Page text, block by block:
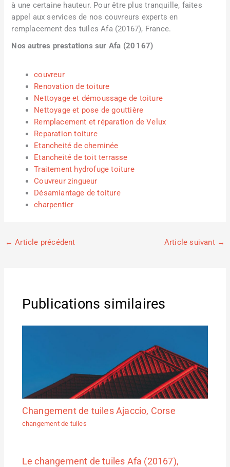
à une certaine hauteur. Pour être plus tranquille, faites
appel aux services de nos couvreurs experts en
remplacement des tuiles Afa (20167), France.
Nos autres prestations sur Afa (20 167)
couvreur
Renovation de toiture
Nettoyage et démoussage de toiture
Nettoyage et pose de gouttière
Remplacement et réparation de Velux
Reparation toiture
Etancheité de cheminée
Etancheité de toit terrasse
Traitement hydrofuge toiture
Couvreur zingueur
Désamiantage de toiture
charpentier
← Article précédent Article suivant →
Publications similaires
Changement de tuiles Ajaccio, Corse
changement de tuiles
Le changement de tuiles Afa (20167),